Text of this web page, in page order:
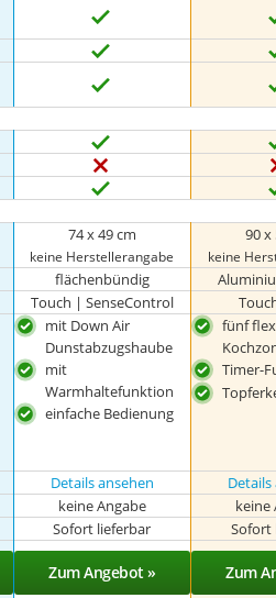
74 x 49 cm
keine Herstellerangabe
90 x
keine
flächenbündig
Touch | SenseControl
mit Down Air
Dunstabzugshaube
mit
Warmhaltefunktion
einfache Bedienung
fünf
Timer-
Details ansehen Details
keine Angabe keine
Sofort lieferbar Sofort
Zum Angebot » Zum